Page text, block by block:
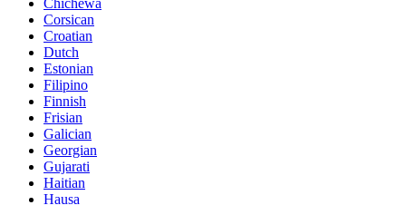
Chichewa
Corsican
Croatian
Dutch
Estonian
Filipino
Finnish
Frisian
Galician
Georgian
Gujarati
Haitian
Hausa